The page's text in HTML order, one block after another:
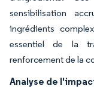
sensibilisation
ingrédients
essentiel de la
renforcement de la
Analyse de